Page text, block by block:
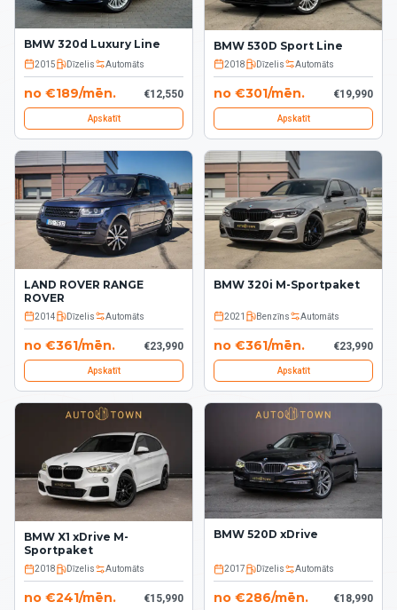
BMW 320d Luxury Line
2015 Dīzelis Automāts
no €189/mēn. €12,550
Apskatīt
BMW 530D Sport Line
2018 Dīzelis Automāts
no €301/mēn. €19,990
Apskatīt
LAND ROVER RANGE
ROVER
2014 Dīzelis Automāts
no €361/mēn. €23,990
Apskatīt
BMW 320i M-Sportpaket
2021 Benzīns Automāts
no €361/mēn. €23,990
Apskatīt
BMW X1 xDrive M-
Sportpaket
2018 Dīzelis Automāts
no €241/mēn. €15,990
BMW 520D xDrive
2017 Dīzelis Automāts
no €286/mēn. €18,990